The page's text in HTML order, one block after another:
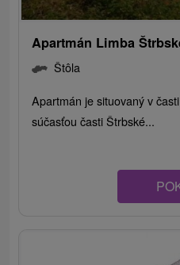
Apartmán Limba
Štôla
Apartmán je situovaný v
súčasťou časti Štrbské...